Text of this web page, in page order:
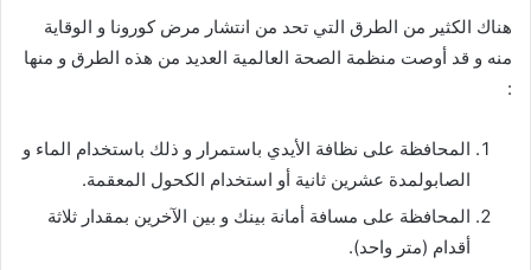
هناك الكثير من الطرق التي تحد من انتشار مرض كورونا و الوقاية
منه و قد أوصت منظمة الصحة العالمية العديد من هذه الطرق و منها
:
المحافظة على نظافة الأيدي باستمرار و ذلك باستخدام الماء و
الصابولمدة عشرين ثانية أو استخدام الكحول المعقمة.
المحافظة على مسافة أمانة بينك و بين الآخرين بمقدار ثلاثة
أقدام (متر واحد).